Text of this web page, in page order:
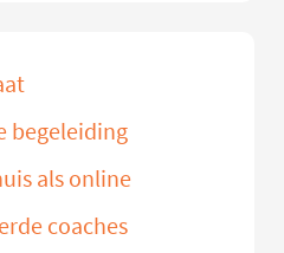
begeleiding
als online
coaches